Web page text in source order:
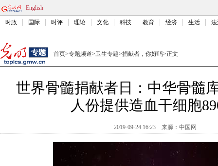
English
时政 国际 时评 理论 文化 科技 教育 经济 生活
首页>专题频道>卫生专题>捐献者，你好吗>正文
世界骨髓捐献者日：中华骨髓
人份提供造血干细胞
2019-09-24 16:23 来源： 中国网